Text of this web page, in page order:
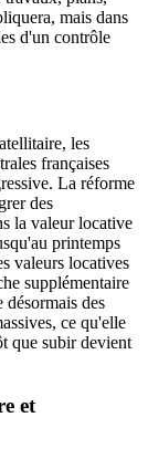
mais dans
d'un contrôle
les
françaises
La réforme
des
la valeur locative
printemps
valeurs locatives
supplémentaire
des
ce qu'elle
que subir devient
et